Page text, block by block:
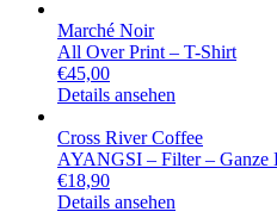
Marché Noir
All Over Print – T-Shirt
€45,00
Details ansehen
Cross River Coffee
AYANGSI – Filter – Ganze
€18,90
Details ansehen